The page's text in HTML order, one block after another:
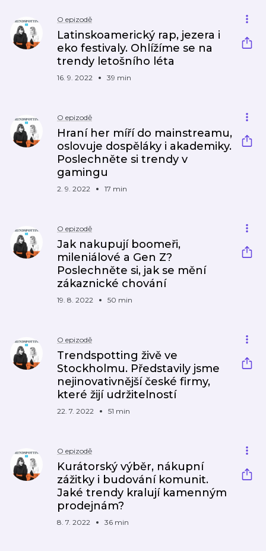
O epizodě
Latinskoamerický rap, jezera i
eko festivaly. Ohlížíme se na
trendy letošního léta
16. 9. 2022 39 min
O epizodě
Hraní her míří do mainstreamu,
oslovuje dospěláky i akademiky.
Poslechněte si trendy v
gamingu
2. 9. 2022 17 min
O epizodě
Jak nakupují boomeři,
mileniálové a Gen Z?
Poslechněte si, jak se mění
zákaznické chování
19. 8. 2022 50 min
O epizodě
Trendspotting živě ve
Stockholmu. Představily jsme
nejinovativnější české firmy,
které žijí udržitelností
22. 7. 2022 51 min
O epizodě
Kurátorský výběr, nákupní
zážitky i budování komunit.
Jaké trendy kralují kamenným
prodejnám?
8. 7. 2022 36 min